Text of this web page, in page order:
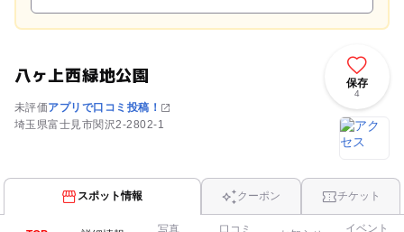
八ヶ上西緑地公園
未評価アプリで口コミ投稿！
埼玉県富士見市関沢2-2802-1
保存
4
スポット情報 クーポン チケット
写真 口コミ
イベント